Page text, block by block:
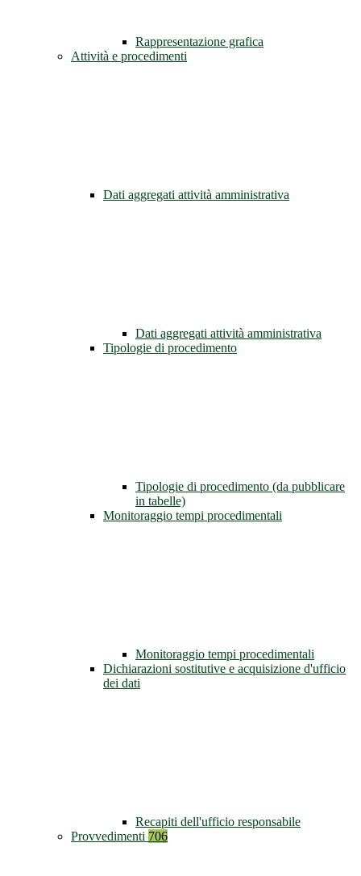
Rappresentazione grafica
Attività e procedimenti
Dati aggregati attività amministrativa
Dati aggregati attività amministrativa
Tipologie di procedimento
Tipologie di procedimento (da pubblicare
in tabelle)
Monitoraggio tempi procedimentali
Monitoraggio tempi procedimentali
Dichiarazioni sostitutive e acquisizione d'ufficio
dei dati
Recapiti dell'ufficio responsabile
Provvedimenti 706